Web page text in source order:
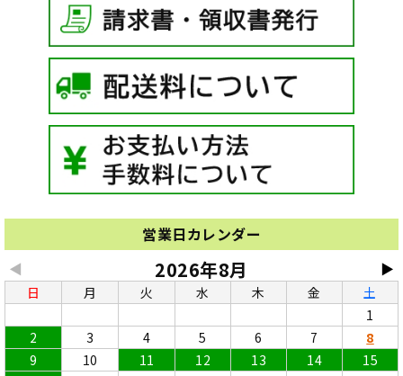
営業日カレンダー
◀ ▶
2026年8月
日 月 火 水 木 金
土
1
2
3 4 5 6 7
8
9
10 11 12 13 14
15